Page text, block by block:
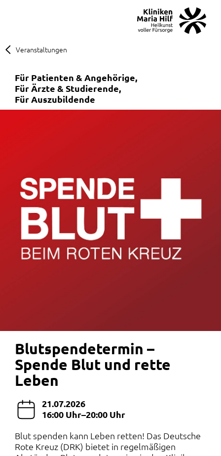
Veranstaltungen
Für Patienten & Angehörige
Für Ärzte & Studierende
Für Auszubildende
Blutspendetermin –
Spende Blut und rette
Leben
21.07.2026
16:00 Uhr–20:00 Uhr
Blut spenden kann Leben retten! Das Deutsche
Rote Kreuz (DRK) bietet in regelmäßigen